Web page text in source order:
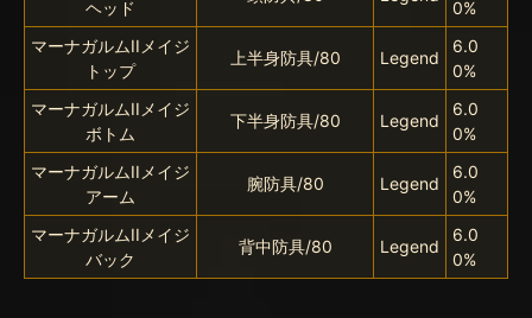
ヘッド
0%
マーナガルムIIメイジ
トップ
上半身防具/80 Legend
6.0
0%
マーナガルムIIメイジ
ボトム
下半身防具/80 Legend
6.0
0%
マーナガルムIIメイジ
アーム
腕防具/80 Legend
6.0
0%
マーナガルムIIメイジ
バック
背中防具/80 Legend
6.0
0%